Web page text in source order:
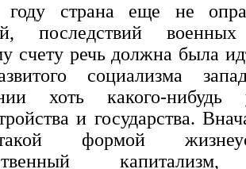
страна еще не
последствий
счету речь должна была
социализма
хоть какого-нибудь
и государства.
формой
капитализм,